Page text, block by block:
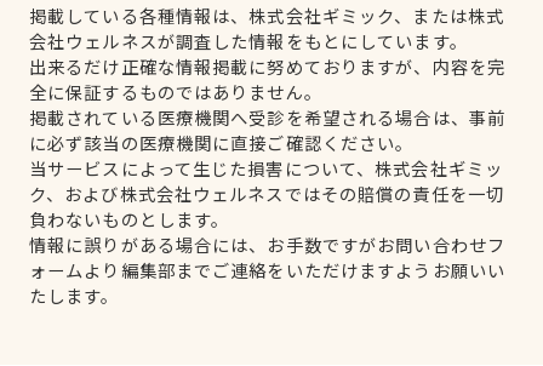
掲載している各種情報は、株式会社ギミック、または株式
会社ウェルネスが調査した情報をもとにしています。
出来るだけ正確な情報掲載に努めておりますが、内容を完
全に保証するものではありません。
掲載されている医療機関へ受診を希望される場合は、事前
に必ず該当の医療機関に直接ご確認ください。
当サービスによって生じた損害について、株式会社ギミッ
ク、および株式会社ウェルネスではその賠償の責任を一切
負わないものとします。
情報に誤りがある場合には、お手数ですがお問い合わせフ
ォームより編集部までご連絡をいただけますようお願いい
たします。